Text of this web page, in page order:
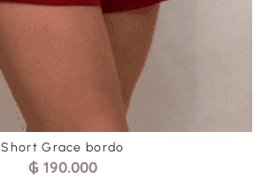
Palazon abierto Verde
₲210.000